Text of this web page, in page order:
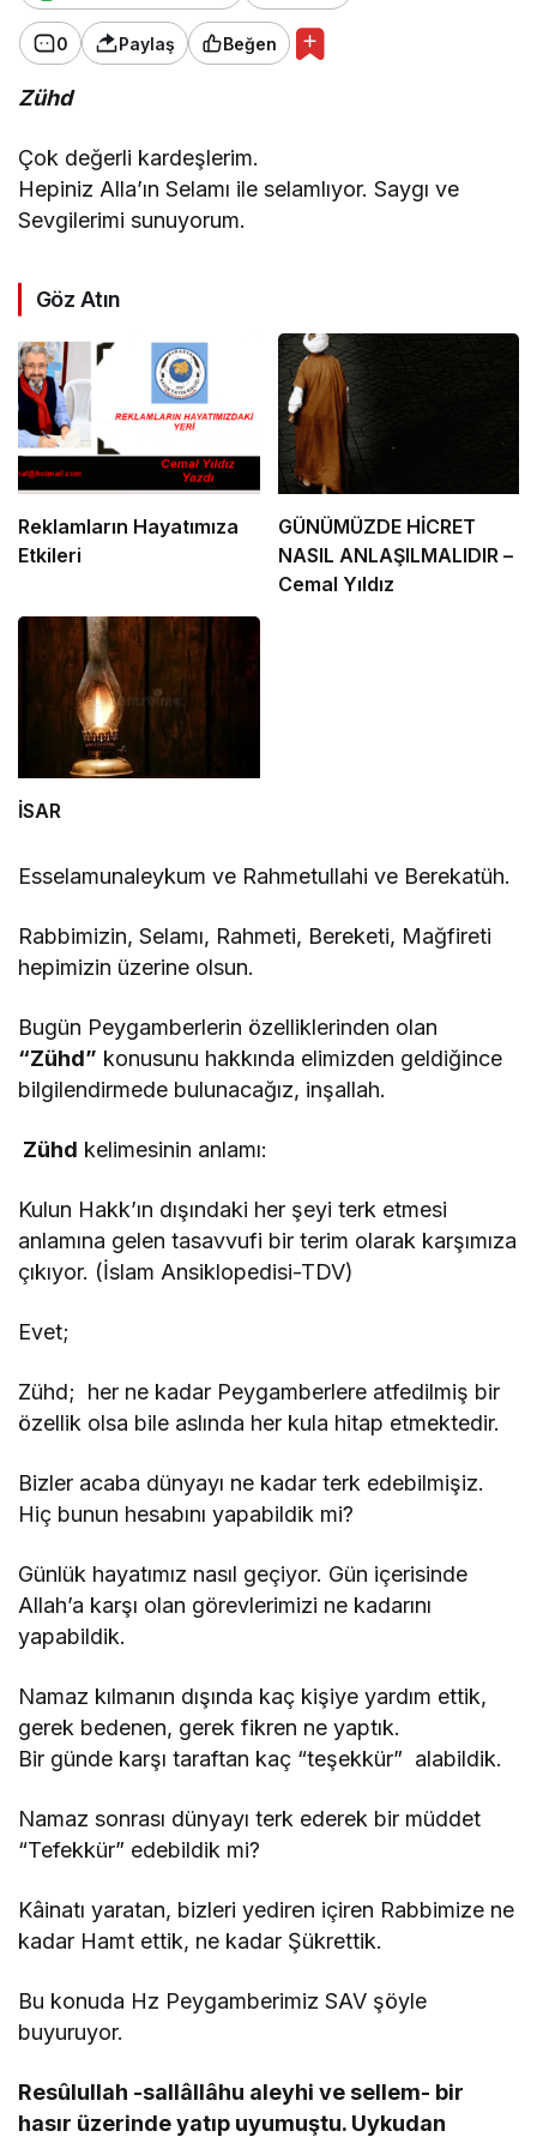
0 Paylaş Beğen
Zühd
Çok değerli kardeşlerim.
Hepiniz Alla’ın Selamı ile selamlıyor. Saygı ve
Sevgilerimi sunuyorum.
Göz Atın
Reklamların Hayatımıza
Etkileri
GÜNÜMÜZDE HİCRET
NASIL ANLAŞILMALIDIR –
Cemal Yıldız
İSAR
Esselamunaleykum ve Rahmetullahi ve Berekatüh.
Rabbimizin, Selamı, Rahmeti, Bereketi, Mağfireti
hepimizin üzerine olsun.
Bugün Peygamberlerin özelliklerinden olan
“Zühd” konusunu hakkında elimizden geldiğince
bilgilendirmede bulunacağız, inşallah.
Zühd kelimesinin anlamı:
Kulun Hakk’ın dışındaki her şeyi terk etmesi
anlamına gelen tasavvufi bir terim olarak karşımıza
çıkıyor. (İslam Ansiklopedisi-TDV)
Evet;
Zühd; her ne kadar Peygamberlere atfedilmiş bir
özellik olsa bile aslında her kula hitap etmektedir.
Bizler acaba dünyayı ne kadar terk edebilmişiz.
Hiç bunun hesabını yapabildik mi?
Günlük hayatımız nasıl geçiyor. Gün içerisinde
Allah’a karşı olan görevlerimizi ne kadarını
yapabildik.
Namaz kılmanın dışında kaç kişiye yardım ettik,
gerek bedenen, gerek fikren ne yaptık.
Bir günde karşı taraftan kaç “teşekkür” alabildik.
Namaz sonrası dünyayı terk ederek bir müddet
“Tefekkür” edebildik mi?
Kâinatı yaratan, bizleri yediren içiren Rabbimize ne
kadar Hamt ettik, ne kadar Şükrettik.
Bu konuda Hz Peygamberimiz SAV şöyle
buyuruyor.
Resûlullah -sallâllâhu aleyhi ve sellem- bir
hasır üzerinde yatıp uyumuştu. Uykudan